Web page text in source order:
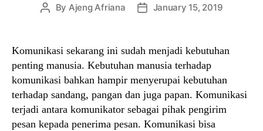
Post
By Ajeng Afriana
PostJanuary 15, 2019
Komunikasi sekarang ini sudah menjadi kebutuhan
penting manusia. Kebutuhan manusia terhadap
komunikasi bahkan hampir menyerupai kebutuhan
terhadap sandang, pangan dan juga papan. Komunikasi
terjadi antara komunikator sebagai pihak pengirim
pesan kepada penerima pesan. Komunikasi bisa